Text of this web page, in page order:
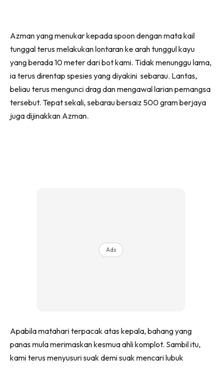
Azman yang menukar kepada spoon dengan mata kail
tunggal terus melakukan lontaran ke arah tunggul kayu
yang berada 10 meter dari bot kami. Tidak menunggu lama,
ia terus direntap spesies yang diyakini sebarau. Lantas,
beliau terus mengunci drag dan mengawal larian pemangsa
tersebut. Tepat sekali, sebarau bersaiz 500 gram berjaya
juga dijinakkan Azman.
Ads
Apabila matahari terpacak atas kepala, bahang yang
panas mula merimaskan kesmua ahli komplot. Sambil itu,
kami terus menyusuri suak demi suak mencari lubuk